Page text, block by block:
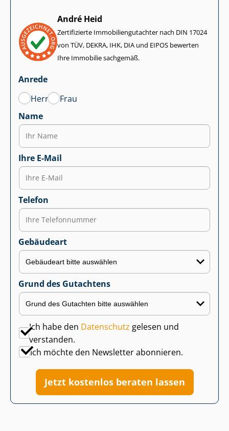
André Heid
Zertifizierte Im­mo­bi­li­en­gut­ach­ter nach DIN 17024
von TÜV, DEKRA, IHK, DIA und EIPOS bewerten
Ihre Immobilie sachgemäß.
Anrede
Herr
Frau
Name
Ihre E-Mail
Telefon
Gebäudeart
Grund des Gutachtens
Ich habe den Datenschutz gelesen und
verstanden.
Ich möchte den Newsletter abonnieren.
Jetzt kostenlos beraten lassen